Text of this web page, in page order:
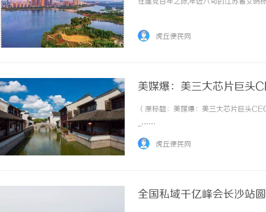
虎丘便民网
美媒爆：美三大芯片巨头
（原标题：美媒爆：美三大芯片巨头
...……
虎丘便民网
全国私域千亿峰会长沙站